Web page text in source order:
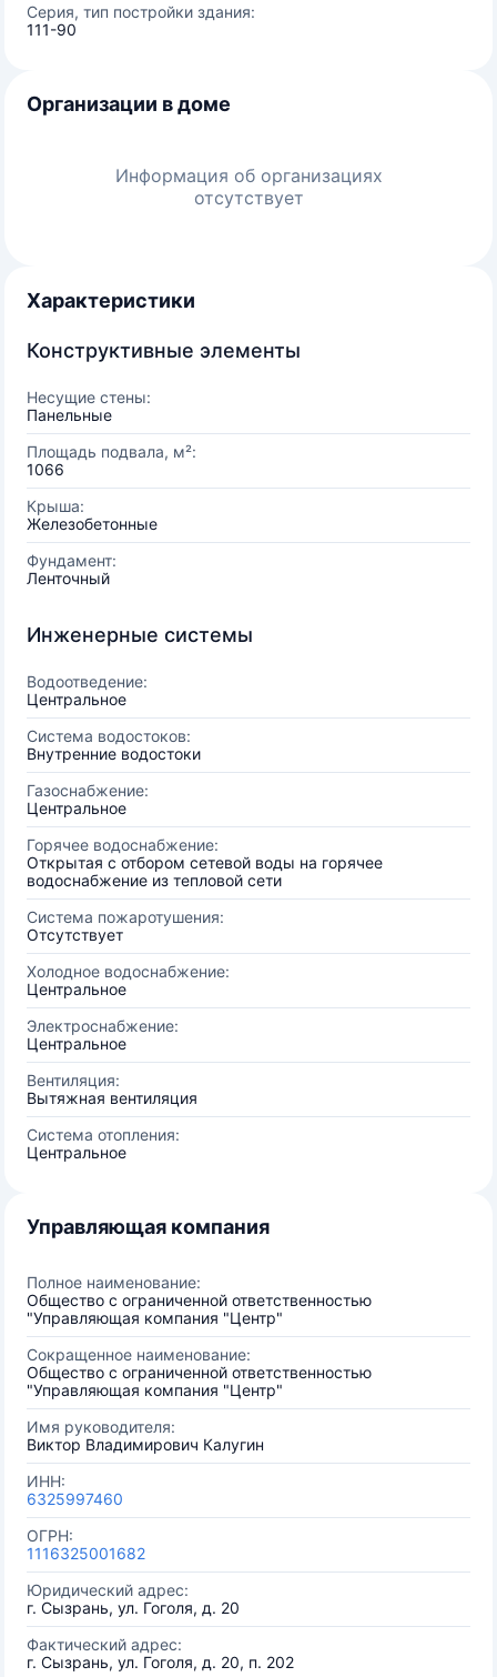
Серия, тип постройки здания:
111-90
Организации в доме
Информация об организациях
отсутствует
Характеристики
Конструктивные элементы
Несущие стены:
Панельные
Площадь подвала, м²:
1066
Крыша:
Железобетонные
Фундамент:
Ленточный
Инженерные системы
Водоотведение:
Центральное
Система водостоков:
Внутренние водостоки
Газоснабжение:
Центральное
Горячее водоснабжение:
Открытая с отбором сетевой воды на горячее
водоснабжение из тепловой сети
Система пожаротушения:
Отсутствует
Холодное водоснабжение:
Центральное
Электроснабжение:
Центральное
Вентиляция:
Вытяжная вентиляция
Система отопления:
Центральное
Управляющая компания
Полное наименование:
Общество с ограниченной ответственностью
"Управляющая компания "Центр"
Сокращенное наименование:
Общество с ограниченной ответственностью
"Управляющая компания "Центр"
Имя руководителя:
Виктор Владимирович Калугин
ИНН:
6325997460
ОГРН:
1116325001682
Юридический адрес:
г. Сызрань, ул. Гоголя, д. 20
Фактический адрес:
г. Сызрань, ул. Гоголя, д. 20, п. 202